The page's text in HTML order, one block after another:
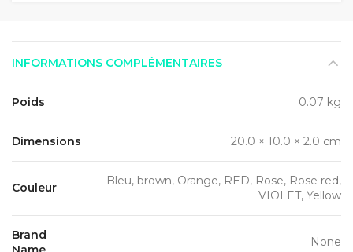
INFORMATIONS COMPLÉMENTAIRES
Poids 0.07 kg
Dimensions 20.0 × 10.0 × 2.0 cm
Couleur
Bleu, brown, Orange, RED, Rose, Rose red,
VIOLET, Yellow
Brand
None